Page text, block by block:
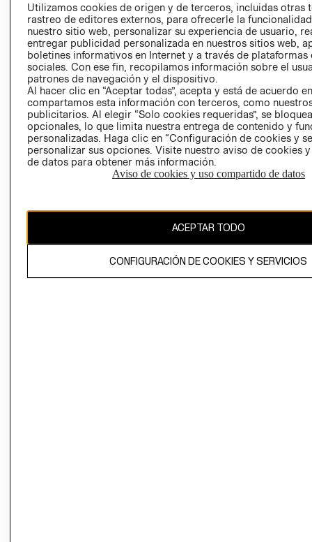
AVISO DE
PRIVACIDAD
GIFT CARD
AVISO DE
COOKIES
El contenido de esta página web está protegido por copyright y es
Utilizamos cookies de origen y de terceros, incluidas otras
rastreo de editores externos, para ofrecerle la
nuestro sitio web, personalizar su experiencia de usuario,
entregar publicidad personalizada en nuestros sitios web,
boletines informativos en Internet y a través de plataformas
sociales. Con ese fin, recopilamos información sobre el
patrones de navegación y el dispositivo.
Al hacer clic en “Aceptar todas”, acepta y está de acuerdo
compartamos esta información con terceros, como
publicitarios. Al elegir “Solo cookies requeridas”, se
opcionales, lo que limita nuestra entrega de contenido y
personalizadas. Haga clic en “Configuración de cookies y
personalizar sus opciones. Visite nuestro aviso de cookies
de datos para obtener más información.
Aviso de cookies y uso compartido de datos
ACEPTAR TODO
CONFIGURACIÓN DE COOKIES Y SERVICIOS